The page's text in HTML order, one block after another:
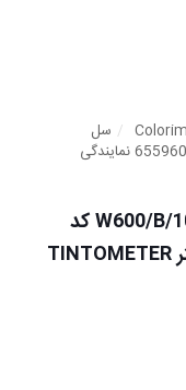
/ سل
بروسیلیکات یک سانت W600/B/10 mm کد 655960 نمایندگی
سل بروسیلیکات یک سانت W600/B/10 mm کد